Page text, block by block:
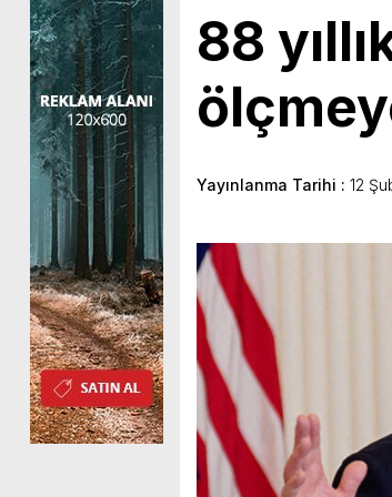
88
Yayınlanma Tarihi : 12